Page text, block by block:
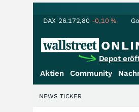
DAX 26.172,80 -0,10%
Depot
Aktien Community
NEWS TICKER